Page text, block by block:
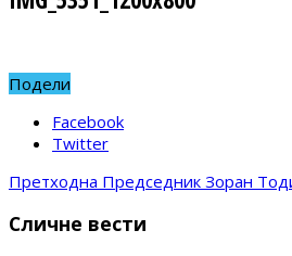
Подели
Facebook
Twitter
Претходна Председник Зоран
Сличне вести